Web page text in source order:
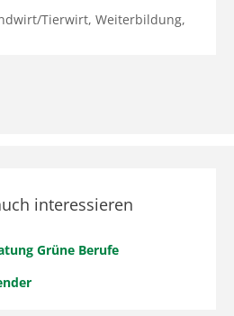
Tierwirt, Weiterbildung,
interessieren
Grüne Berufe